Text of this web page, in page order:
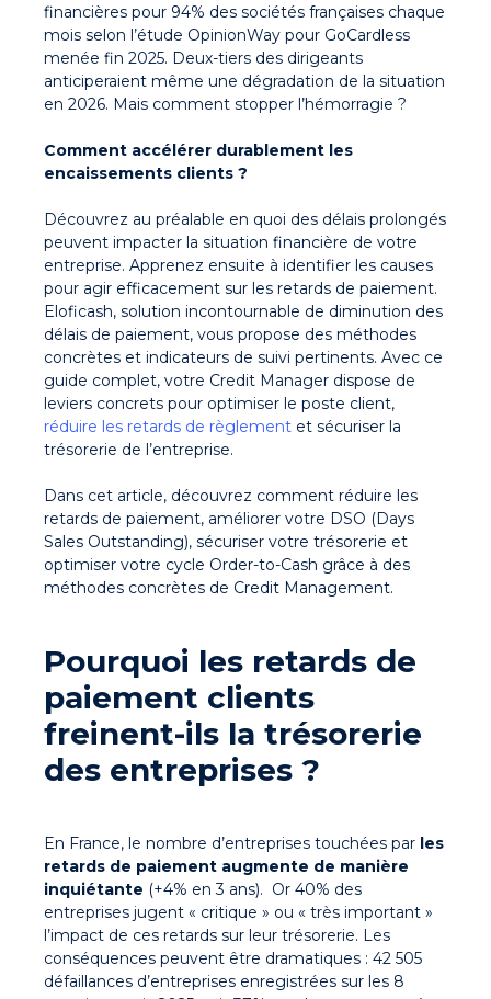
financières pour 94% des sociétés françaises chaque
mois selon l’étude OpinionWay pour GoCardless
menée fin 2025. Deux-tiers des dirigeants
anticiperaient même une dégradation de la situation
en 2026. Mais comment stopper l’hémorragie ?
Comment accélérer durablement les
encaissements clients ?
Découvrez au préalable en quoi des délais prolongés
peuvent impacter la situation financière de votre
entreprise. Apprenez ensuite à identifier les causes
pour agir efficacement sur les retards de paiement.
Eloficash, solution incontournable de diminution des
délais de paiement, vous propose des méthodes
concrètes et indicateurs de suivi pertinents. Avec ce
guide complet, votre Credit Manager dispose de
leviers concrets pour optimiser le poste client,
réduire les retards de règlement et sécuriser la
trésorerie de l’entreprise.
Dans cet article, découvrez comment réduire les
retards de paiement, améliorer votre DSO (Days
Sales Outstanding), sécuriser votre trésorerie et
optimiser votre cycle Order-to-Cash grâce à des
méthodes concrètes de Credit Management.
Pourquoi les retards de
paiement clients
freinent-ils la trésorerie
des entreprises ?
En France, le nombre d’entreprises touchées par les
retards de paiement augmente de manière
inquiétante (+4% en 3 ans). Or 40% des
entreprises jugent « critique » ou « très important »
l’impact de ces retards sur leur trésorerie. Les
conséquences peuvent être dramatiques : 42 505
défaillances d’entreprises enregistrées sur les 8